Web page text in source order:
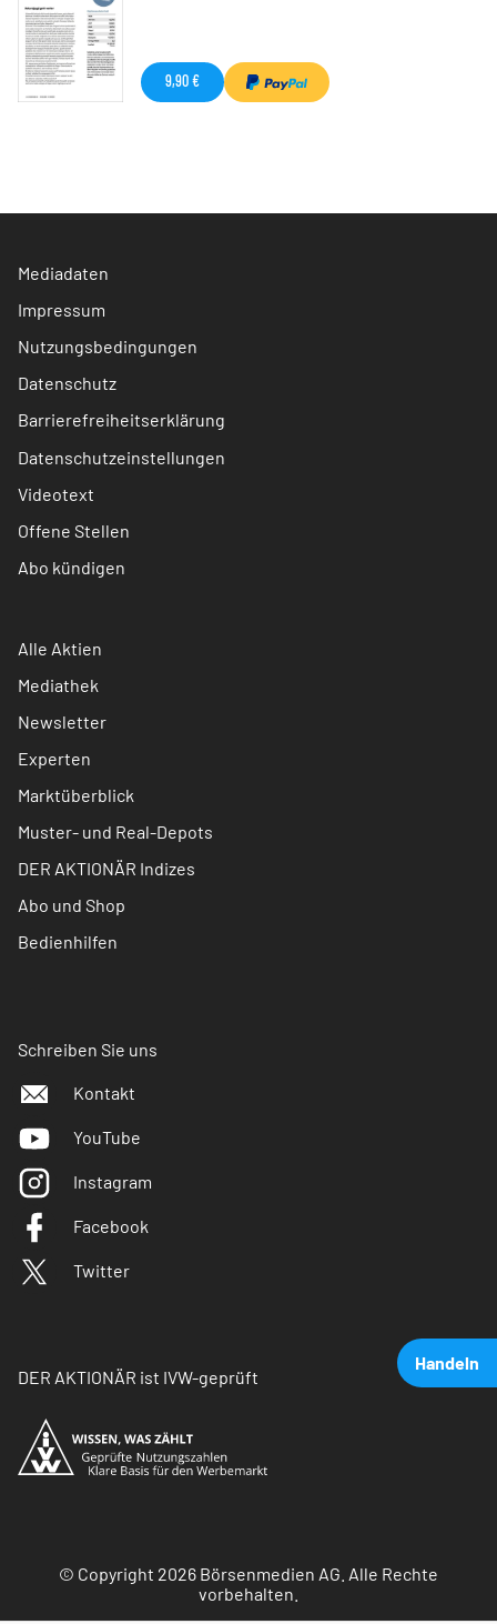
Handeln
9,90 €
Mediadaten
Impressum
Nutzungsbedingungen
Datenschutz
Barrierefreiheitserklärung
Datenschutzeinstellungen
Videotext
Offene Stellen
Abo kündigen
Alle Aktien
Mediathek
Newsletter
Experten
Marktüberblick
Muster- und Real-Depots
DER AKTIONÄR Indizes
Abo und Shop
Bedienhilfen
Schreiben Sie uns
Kontakt
YouTube
Instagram
Facebook
Twitter
DER AKTIONÄR ist IVW-geprüft
© Copyright 2026 Börsenmedien AG. Alle Rechte
vorbehalten.